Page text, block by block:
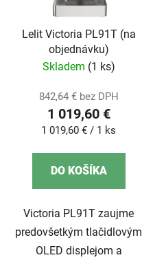
Lelit Victoria PL91T (na
objednávku)
Skladem (1 ks)
842,64 € bez DPH
1 019,60 €
Jednotková
1 019,60 € / 1 ks
DO KOŠÍKA
Victoria PL91T zaujme
predovšetkým tlačidlovým
OLED displejom a